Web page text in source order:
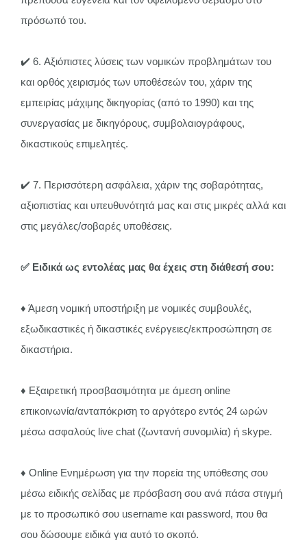
πρόσωπό του.
✔️ 6. Αξιόπιστες λύσεις των νομικών προβλημάτων του
και ορθός χειρισμός των υποθέσεών του, χάριν της
εμπειρίας μάχιμης δικηγορίας (από το 1990) και της
συνεργασίας με δικηγόρους, συμβολαιογράφους,
δικαστικούς επιμελητές.
✔️ 7. Περισσότερη ασφάλεια, χάριν της σοβαρότητας,
αξιοπιστίας και υπευθυνότητά μας και στις μικρές αλλά και
στις μεγάλες/σοβαρές υποθέσεις.
✅ Ειδικά ως εντολέας μας θα έχεις στη διάθεσή σου:
♦ Άμεση νομική υποστήριξη με νομικές συμβουλές,
εξωδικαστικές ή δικαστικές ενέργειες/εκπροσώπηση σε
δικαστήρια.
♦ Εξαιρετική προσβασιμότητα με άμεση online
επικοινωνία/ανταπόκριση το αργότερο εντός 24 ωρών
μέσω ασφαλούς live chat (ζωντανή συνομιλία) ή skype.
♦ Online Ενημέρωση για την πορεία της υπόθεσης σου
μέσω ειδικής σελίδας με πρόσβαση σου ανά πάσα στιγμή
με το προσωπικό σου username και password, που θα
σου δώσουμε ειδικά για αυτό το σκοπό.